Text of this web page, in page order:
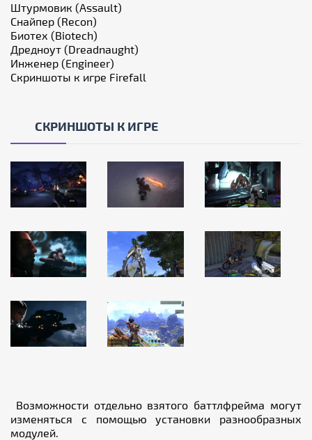
Штурмовик (Assault)
Снайпер (Recon)
Биотех (Biotech)
Дредноут (Dreadnaught)
Инженер (Engineer)
Скриншоты к игре Firefall
СКРИНШОТЫ К ИГРЕ
Возможности отдельно взятого баттлфрейма могут
изменяться с помощью установки разнообразных
модулей.